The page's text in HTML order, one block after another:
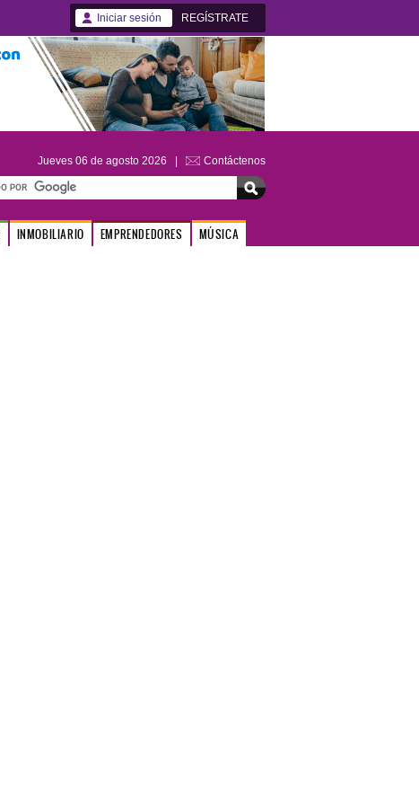
Iniciar sesión REGÍSTRATE
Jueves 06 de agosto 2026 | Contáctenos
INMOBILIARIO EMPRENDEDORES MÚSICA